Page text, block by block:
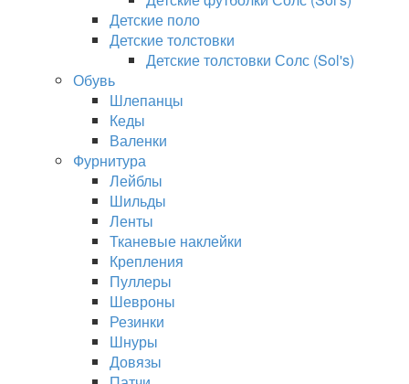
Детские поло
Детские толстовки
Детские толстовки Солс (Sol's)
Обувь
Шлепанцы
Кеды
Валенки
Фурнитура
Лейблы
Шильды
Ленты
Тканевые наклейки
Крепления
Пуллеры
Шевроны
Резинки
Шнуры
Довязы